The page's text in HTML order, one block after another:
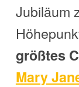
Jubiläum
größtes
Mary